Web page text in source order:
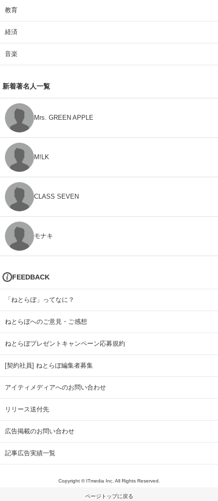
教育
経済
音楽
新着著名人一覧
Mrs. GREEN APPLE
M!LK
CLASS SEVEN
モナキ
FEEDBACK
「ねとらぼ」ってなに？
ねとらぼへのご意見・ご感想
ねとらぼプレゼントキャンペーン応募規約
[契約社員] ねとらぼ編集者募集
アイティメディアへのお問い合わせ
リリース送付先
広告掲載のお問い合わせ
記事広告実績一覧
Copyright © ITmedia Inc. All Rights Reserved.
ページトップに戻る